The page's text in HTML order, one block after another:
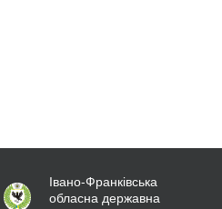
Івано-Франківська
обласна державна